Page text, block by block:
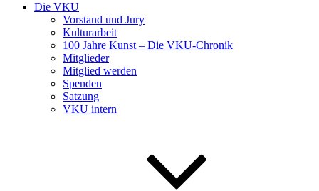
Die VKU
Vorstand und Jury
Kulturarbeit
100 Jahre Kunst – Die VKU-Chronik
Mitglieder
Mitglied werden
Spenden
Satzung
VKU intern